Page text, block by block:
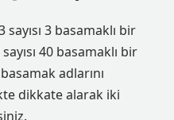
3 basamaklı bir
40 basamaklı bir
adlarını
dikkate alarak iki